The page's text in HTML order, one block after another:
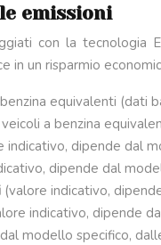
emissioni
con la tecnologia
in un risparmio
equivalenti (dati
a benzina
indicativo, dipende dal
dipende dal
(valore indicativo,
indicativo, dipende
modello specifico,